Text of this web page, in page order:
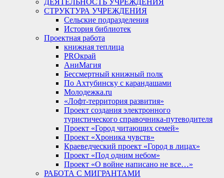
ДЕЯТЕЛЬНОСТЬ УЧРЕЖДЕНИЯ
СТРУКТУРА УЧРЕЖДЕНИЯ
Сельские подразделения
История библиотек
Проектная работа
книжная теплица
PROкрай
АниМагия
Бессмертный книжный полк
По Ахтубинску с карандашами
Молодежка.ru
«Лофт-территория развития»
Проект создания электронного
туристического справочника-путеводителя
Проект «Город читающих семей»
Проект «Хроника чувств»
Краеведческий проект «Город в лицах»
Проект «Под одним небом»
Проект «О войне написано не все…»
РАБОТА С МИГРАНТАМИ